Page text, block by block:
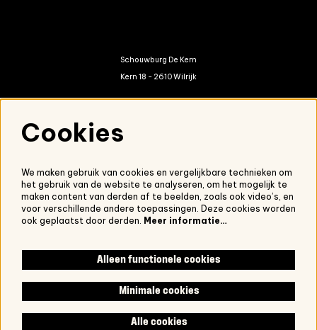
Schouwburg De Kern
Kern 18 - 2610 Wilrijk
Nieuwsbrief
Onze nieuwsbrief ontvangen?Schrijf je in.
Volg ons
Cookies
We maken gebruik van cookies en vergelijkbare technieken om
het gebruik van de website te analyseren, om het mogelijk te
maken content van derden af te beelden, zoals ook video’s, en
voor verschillende andere toepassingen. Deze cookies worden
ook geplaatst door derden. Meer informatie…
Alleen functionele cookies
Minimale cookies
Alle cookies